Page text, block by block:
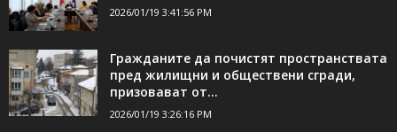
2026/01/19 3:41:56 PM
Гражданите да почистят пространствата
пред жилищни и обществени сгради,
призовават от...
2026/01/19 3:26:16 PM